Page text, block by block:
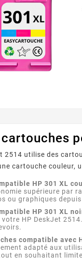
2514 utilise des
cartouche couleur,
HP 301 XL
supérieure par
ou graphiques
HP 301 XL
HP DeskJet
compatible avec
adapté aux
en souhaitant